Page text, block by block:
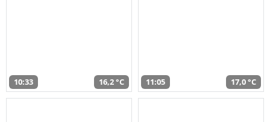
10:33 16,2 °C 11:05 17,0 °C